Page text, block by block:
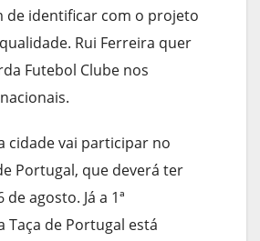
de identificar com o projeto
Rui Ferreira quer
Futebol Clube nos
cidade vai participar no
Portugal, que deverá ter
agosto. Já a 1ª
Taça de Portugal está